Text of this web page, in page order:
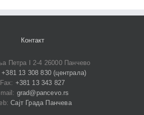
Контакт
Петра I 2-4 26000 Панчево
+381 13 308 830 (централа)
Fax: +381 13 343 827
grad@pancevo.rs
Сајт Града Панчева